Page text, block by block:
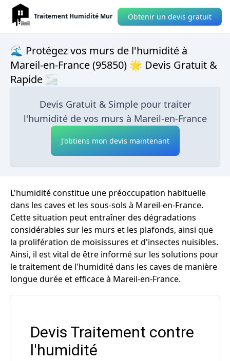
Traitement Humidité Mur Obtenir un devis gratuit
🌊 Protégez vos murs de l'humidité à
Mareil-en-France (95850) 🌟 Devis Gratuit &
Rapide 🌫
Devis Gratuit & Simple pour traiter
l'humidité de vos murs à Mareil-en-France
J'obtiens mon devis maintenant
L'humidité constitue une préoccupation habituelle
dans les caves et les sous-sols à Mareil-en-France.
Cette situation peut entraîner des dégradations
considérables sur les murs et les plafonds, ainsi que
la prolifération de moisissures et d'insectes nuisibles.
Ainsi, il est vital de être informé sur les solutions pour
le traitement de l'humidité dans les caves de manière
longue durée et efficace à Mareil-en-France.
Devis Traitement contre
l'humidité